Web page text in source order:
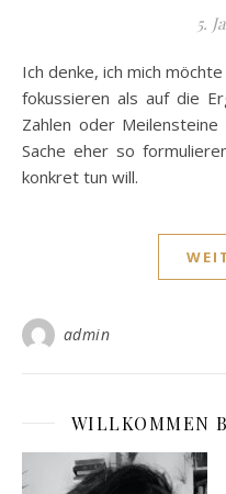
5.
Ich denke, ich mich möchte für 2021 mehr auf die Prozesse
fokussieren als auf die
Zahlen oder
Sache eher so
konkret tun will.
admin
WILLKOMMEN